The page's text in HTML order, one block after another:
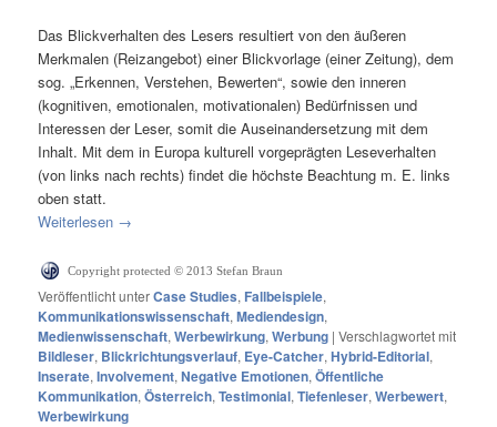
Das Blickverhalten des Lesers resultiert von den äußeren
Merkmalen (Reizangebot) einer Blickvorlage (einer Zeitung), dem
sog. „Erkennen, Verstehen, Bewerten“, sowie den inneren
(kognitiven, emotionalen, motivationalen) Bedürfnissen und
Interessen der Leser, somit die Auseinandersetzung mit dem
Inhalt. Mit dem in Europa kulturell vorgeprägten Leseverhalten
(von links nach rechts) findet die höchste Beachtung m. E. links
oben statt.
Weiterlesen →
Copyright protected © 2013 Stefan Braun
Veröffentlicht unterCase Studies, Fallbeispiele,
Kommunikationswissenschaft,Mediendesign,
Medienwissenschaft,Werbewirkung,Werbung |Verschlagwortet mit
Bildleser, Blickrichtungsverlauf, Eye-Catcher,Hybrid-Editorial,
Inserate,Involvement,Negative Emotionen,Öffentliche
Kommunikation,Österreich,Testimonial,Tiefenleser,Werbewert,
Werbewirkung